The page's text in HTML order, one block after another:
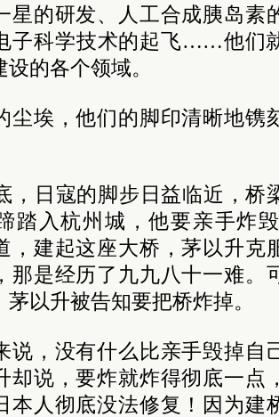
星的研发、人工合成胰岛素
子科学技术的起飞……他们
的各个领域。
尘埃，他们的脚印清晰地镌
，日寇的脚步日益临近，桥
踏入杭州城，他要亲手炸
，建起这座大桥，茅以升克
那是经历了九九八十一难。
以升被告知要把桥炸掉。
说，没有什么比亲手毁掉自
却说，要炸就炸得彻底一点
本人彻底没法修复！因为建